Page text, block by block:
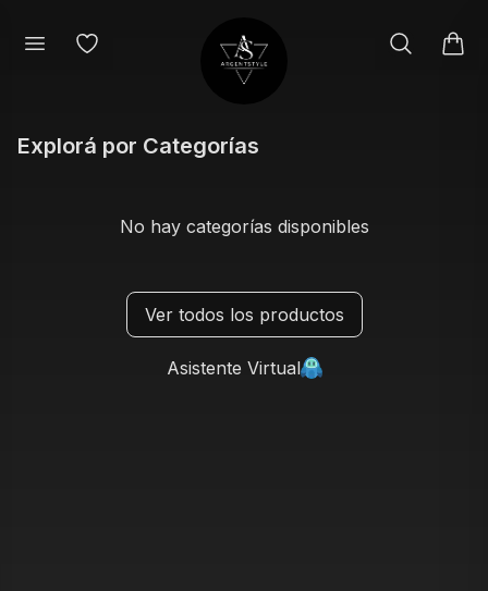
Explorá por Categorías
No hay categorías disponibles
Ver todos los productos
Asistente Virtual